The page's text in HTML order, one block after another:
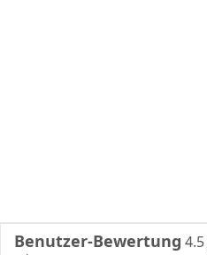
Benutzer-Bewertung 4.5